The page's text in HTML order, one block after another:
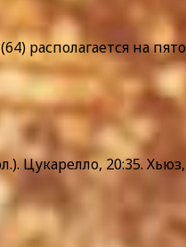
располагается на
Цукарелло, 20:35. Хьюз,